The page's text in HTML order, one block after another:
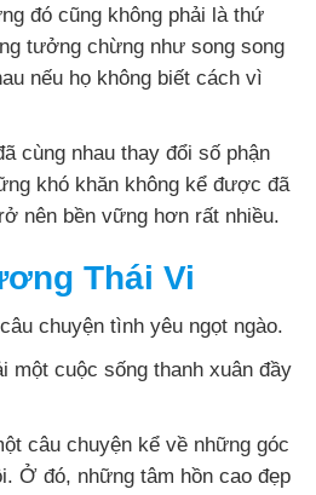
đó cũng không phải là thứ
tưởng chừng như song song
nếu họ không biết cách vì
cùng nhau thay đổi số phận
khó khăn không kể được đã
nên bền vững hơn rất nhiều.
Thái Vi
chuyện tình yêu ngọt ngào.
một cuộc sống thanh xuân đầy
câu chuyện kể về những góc
Ở đó, những tâm hồn cao đẹp